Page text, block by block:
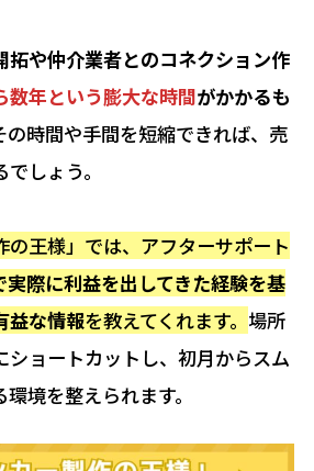
拓や仲介業者とのコネクション作
数年という膨大な時間がかかるも
の時間や手間を短縮できれば、売
しょう。
の王様」では、アフターサポート
実際に利益を出してきた経験を基
益な情報を教えてくれます。 場所
ショートカットし、初月からスム
境を整えられます。